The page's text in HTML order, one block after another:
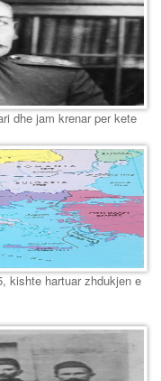
dhe jam krenar per kete
kishte hartuar zhdukjen e